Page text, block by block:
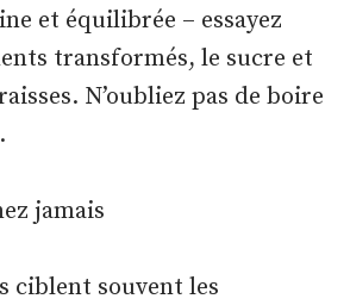
et équilibrée – essayez
transformés, le sucre et
N’oubliez pas de boire
jamais
ciblent souvent les